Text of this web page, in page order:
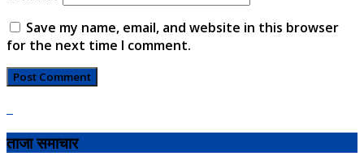
Save my name, email, and website in this browser
for the next time I comment.
ताजा समाचार